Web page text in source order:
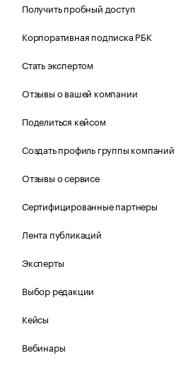
Получить пробный доступ
Корпоративная подписка РБК
Стать экспертом
Отзывы о вашей компании
Поделиться кейсом
Создать профиль группы компаний
Отзывы о сервисе
Сертифицированные партнеры
Лента публикаций
Эксперты
Выбор редакции
Кейсы
Вебинары